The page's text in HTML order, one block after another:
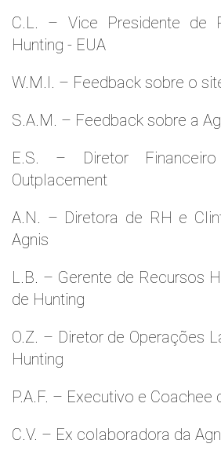
C.L. – Vice Presidente de
Hunting - EUA
W.M.l. – Feedback sobre o
S.A.M. – Feedback sobre a
E.S. – Diretor
Outplacement
A.N. – Diretora de RH e
Agnis
L.B. – Gerente de Recursos
de Hunting
O.Z. – Diretor de Operações
Hunting
P.A.F. – Executivo e Coachee
C.V. – Ex colaboradora da